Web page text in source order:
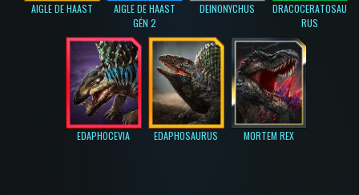
AIGLE DE HAAST
AIGLE DE HAAST
GÉN 2
DEINONYCHUS
DRACOCERATOSAU
RUS
EDAPHOCEVIA EDAPHOSAURUS MORTEM REX